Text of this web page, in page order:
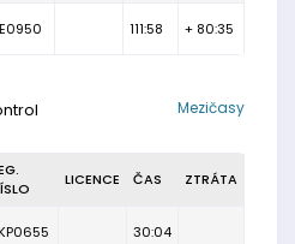
111:58 + 80:35
Mezičasy
LICENCE ČAS ZTRÁTA
30:04